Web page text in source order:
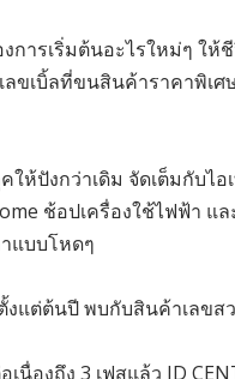
การเริ่มต้นอะไรใหม่ๆ ใ
ลขเบิ้ลที่ขนสินค้าราคาพิเ
ให้ปังกว่าเดิม จัดเต็มกับ
ช้อปเครื่องใช้ไฟฟ้า แ
แบบโหดๆ
งแต่ต้นปี พบกับสินค้าเลขส
นื่องถึง 3 เฟสแล้ว JD